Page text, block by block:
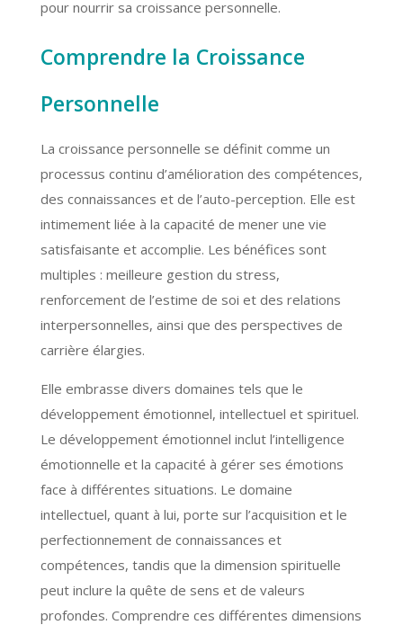
pour nourrir sa croissance personnelle.
Comprendre la Croissance
Personnelle
La croissance personnelle se définit comme un
processus continu d’amélioration des compétences,
des connaissances et de l’auto-perception. Elle est
intimement liée à la capacité de mener une vie
satisfaisante et accomplie. Les bénéfices sont
multiples : meilleure gestion du stress,
renforcement de l’estime de soi et des relations
interpersonnelles, ainsi que des perspectives de
carrière élargies.
Elle embrasse divers domaines tels que le
développement émotionnel, intellectuel et spirituel.
Le développement émotionnel inclut l’intelligence
émotionnelle et la capacité à gérer ses émotions
face à différentes situations. Le domaine
intellectuel, quant à lui, porte sur l’acquisition et le
perfectionnement de connaissances et
compétences, tandis que la dimension spirituelle
peut inclure la quête de sens et de valeurs
profondes. Comprendre ces différentes dimensions